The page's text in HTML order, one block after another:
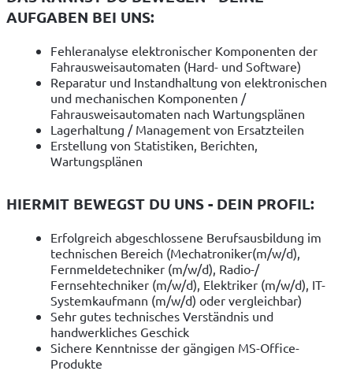
AUFGABEN BEI UNS:
Fehleranalyse elektronischer Komponenten der
Fahrausweisautomaten (Hard- und Software)
Reparatur und Instandhaltung von elektronischen
und mechanischen Komponenten /
Fahrausweisautomaten nach Wartungsplänen
Lagerhaltung / Management von Ersatzteilen
Erstellung von Statistiken, Berichten,
Wartungsplänen
HIERMIT BEWEGST DU UNS - DEIN PROFIL:
Erfolgreich abgeschlossene Berufsausbildung im
technischen Bereich (Mechatroniker(m/w/d),
Fernmeldetechniker (m/w/d), Radio-/
Fernsehtechniker (m/w/d), Elektriker (m/w/d), IT-
Systemkaufmann (m/w/d) oder vergleichbar)
Sehr gutes technisches Verständnis und
handwerkliches Geschick
Sichere Kenntnisse der gängigen MS-Office-
Produkte